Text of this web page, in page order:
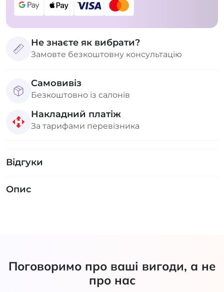
Не знаєте як вибрати?
Замовте безкоштовну консультацію
Самовивіз
Безкоштовно із салонів
Накладний платіж
За тарифами перевізника
Відгуки
Опис
Поговоримо про ваші вигоди, а не
про нас